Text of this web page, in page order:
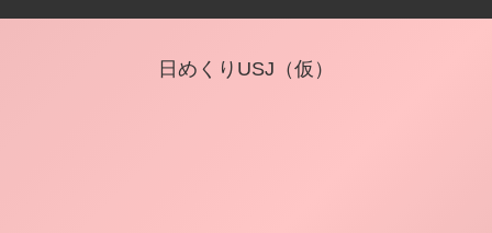
日めくりUSJ（仮）